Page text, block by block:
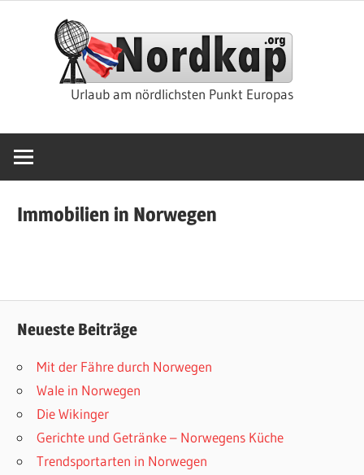
&
Urlaub am nördlichsten Punkt Europas
Immobilien in Norwegen
Neueste Beiträge
Mit der Fähre durch Norwegen
Wale in Norwegen
Die Wikinger
Gerichte und Getränke – Norwegens Küche
Trendsportarten in Norwegen